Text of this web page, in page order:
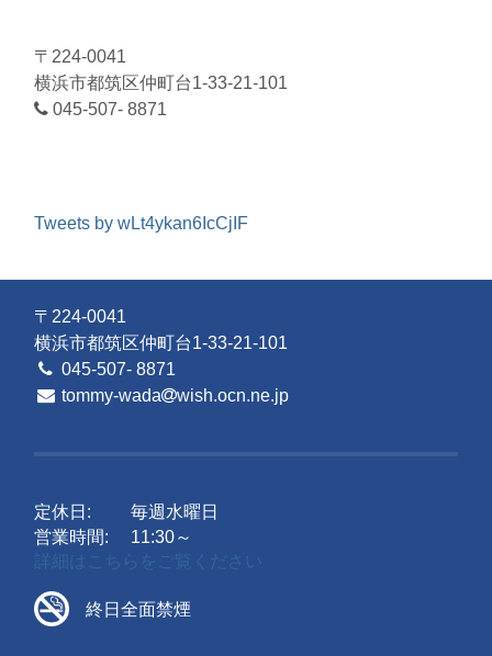
〒224-0041
横浜市都筑区仲町台1-33-21-101
045-507- 8871
Tweets by wLt4ykan6IcCjIF
〒224-0041
横浜市都筑区仲町台1-33-21-101
045-507- 8871
tommy-wada
wish.ocn.ne.jp
定休日:
毎週水曜日
営業時間:
11:30～
詳細はこちらをご覧ください
終日全面禁煙